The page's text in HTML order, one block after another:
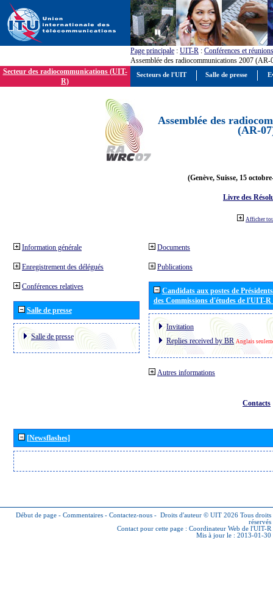
Page principale : UIT-R : Conférences et réunions
Assemblée des radiocommunications 2007 (AR-
Secteur des radiocommunications (UIT-
R)
Assemblée des
(AR-
(Genève, Suisse, 15
Livre des
Afficher
Information générale
Enregistrement des délégués
Conférences relatives
Salle de presse
Salle de presse
Documents
Publications
Candidats aux postes de
des Commissions d'études de l'UIT-
Invitation
Replies received by BR Anglais
Autres informations
Contacts
[Newsflashes]
Début de page - Commentaires - Contactez-nous - Droits d'auteur © UIT 2026 Tous droits
réservés
Contact pour cette page : Coordinateur Web de l'UIT-R
Mis à jour le : 2013-01-30
Secteurs de l'UIT Salle de presse